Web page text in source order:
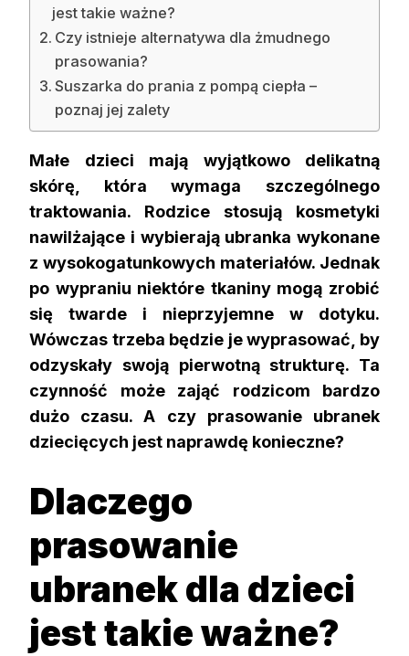
jest takie ważne?
Czy istnieje alternatywa dla żmudnego
prasowania?
Suszarka do prania z pompą ciepła –
poznaj jej zalety
Małe dzieci mają wyjątkowo delikatną
skórę, która wymaga szczególnego
traktowania. Rodzice stosują kosmetyki
nawilżające i wybierają ubranka wykonane
z wysokogatunkowych materiałów. Jednak
po wypraniu niektóre tkaniny mogą zrobić
się twarde i nieprzyjemne w dotyku.
Wówczas trzeba będzie je wyprasować, by
odzyskały swoją pierwotną strukturę. Ta
czynność może zająć rodzicom bardzo
dużo czasu. A czy prasowanie ubranek
dziecięcych jest naprawdę konieczne?
Dlaczego
prasowanie
ubranek dla dzieci
jest takie ważne?